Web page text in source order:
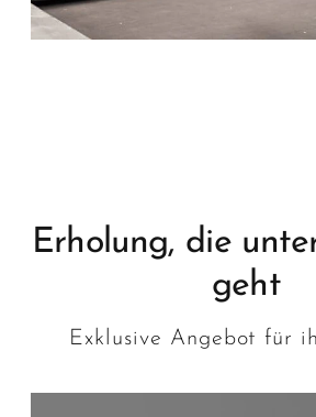
Erholung, die
geht
Exklusive Angebot für